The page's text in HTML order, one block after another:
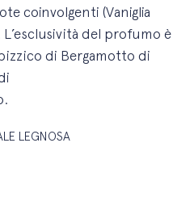
coinvolgenti (Vaniglia
L’esclusività del profumo è
di Bergamotto di
LEGNOSA